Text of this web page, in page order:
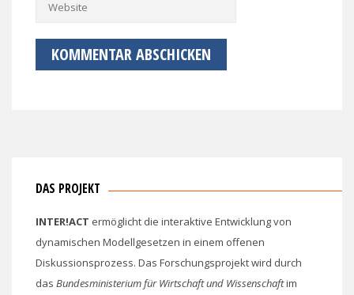
DAS PROJEKT
INTER!ACT ermöglicht die interaktive Entwicklung von
dynamischen Modellgesetzen in einem offenen
Diskussionsprozess. Das Forschungsprojekt wird durch
das Bundesministerium für Wirtschaft und Wissenschaftim